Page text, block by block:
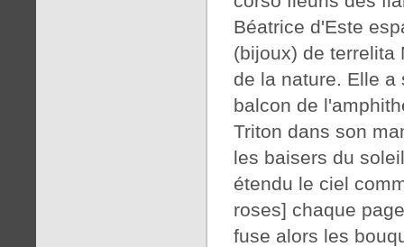
Béatrice d'Este
(bijoux) de terrelita
de la nature. Elle
balcon de
Triton dans son
les baisers du
étendu le ciel
roses] chaque
fuse alors les